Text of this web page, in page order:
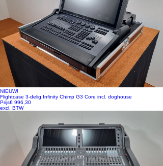
NIEUW!
Flightcase 3-delig Infinity Chimp G3 Core incl. doghouse
Prijs€ 996,30
excl. BTW